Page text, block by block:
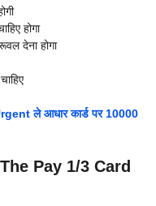
होगा
देना होगा
ले आधार कार्ड पर 10000
Pay 1/3 Card